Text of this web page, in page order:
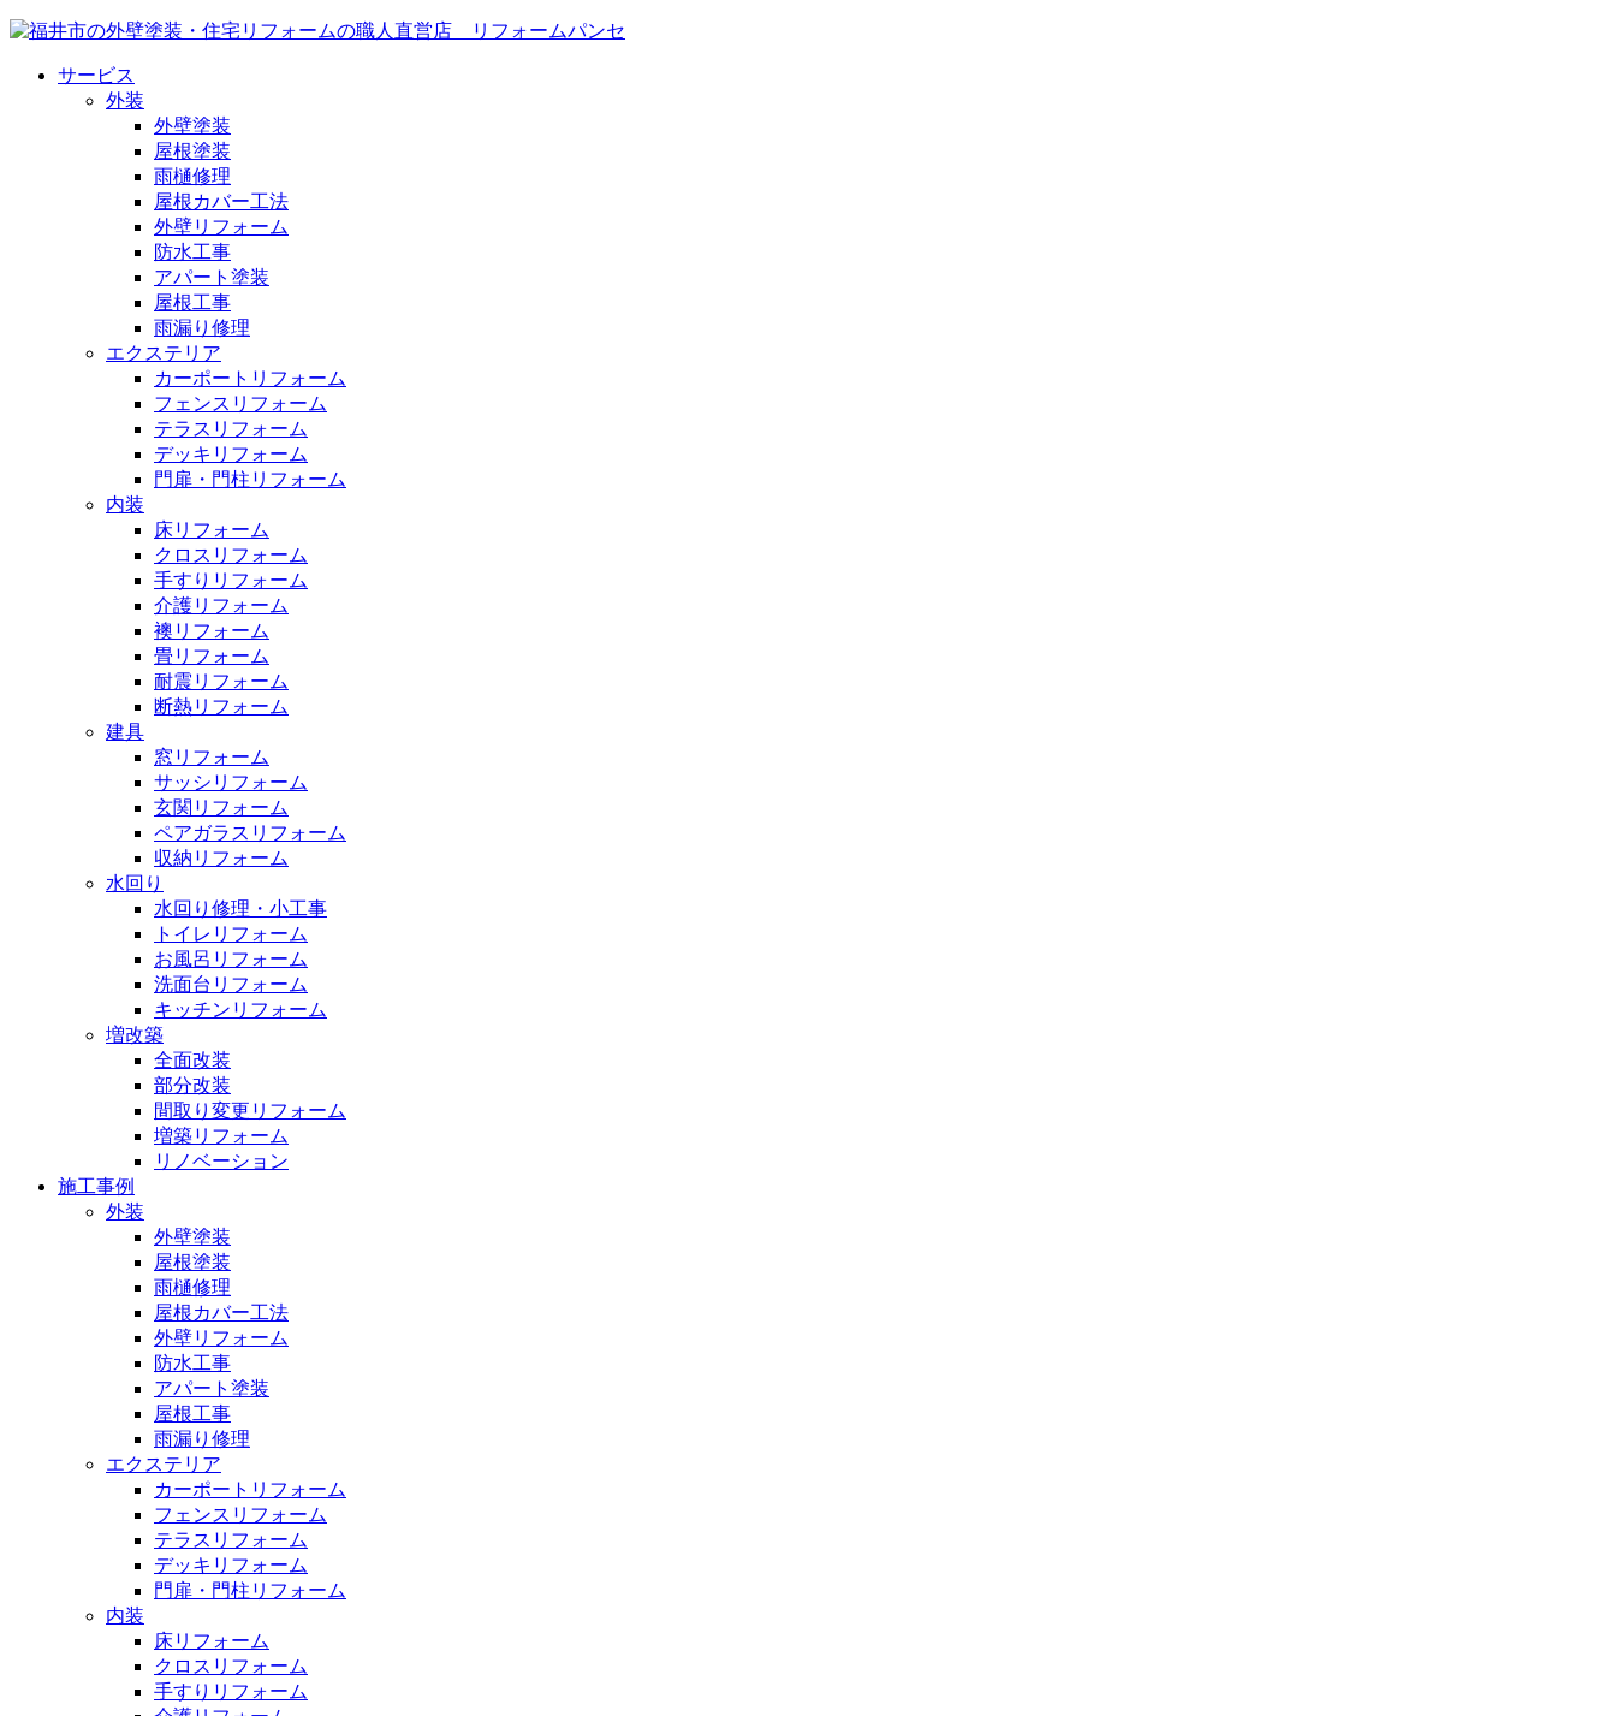
サービス
外装
外壁塗装
屋根塗装
雨樋修理
屋根カバー工法
外壁リフォーム
防水工事
アパート塗装
屋根工事
雨漏り修理
エクステリア
カーポートリフォーム
フェンスリフォーム
テラスリフォーム
デッキリフォーム
門扉・門柱リフォーム
内装
床リフォーム
クロスリフォーム
手すりリフォーム
介護リフォーム
襖リフォーム
畳リフォーム
耐震リフォーム
断熱リフォーム
建具
窓リフォーム
サッシリフォーム
玄関リフォーム
ペアガラスリフォーム
収納リフォーム
水回り
水回り修理・小工事
トイレリフォーム
お風呂リフォーム
洗面台リフォーム
キッチンリフォーム
増改築
全面改装
部分改装
間取り変更リフォーム
増築リフォーム
リノベーション
施工事例
外装
外壁塗装
屋根塗装
雨樋修理
屋根カバー工法
外壁リフォーム
防水工事
アパート塗装
屋根工事
雨漏り修理
エクステリア
カーポートリフォーム
フェンスリフォーム
テラスリフォーム
デッキリフォーム
門扉・門柱リフォーム
内装
床リフォーム
クロスリフォーム
手すりリフォーム